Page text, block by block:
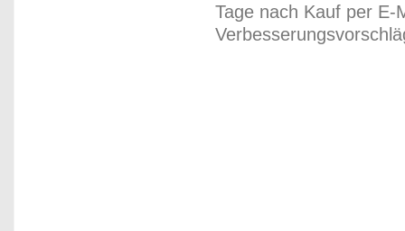
Tage nach Kauf per E-